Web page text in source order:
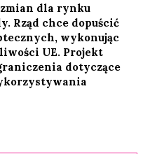
dla rynku
Rząd chce dopuścić
wykonując
UE. Projekt
dotyczące